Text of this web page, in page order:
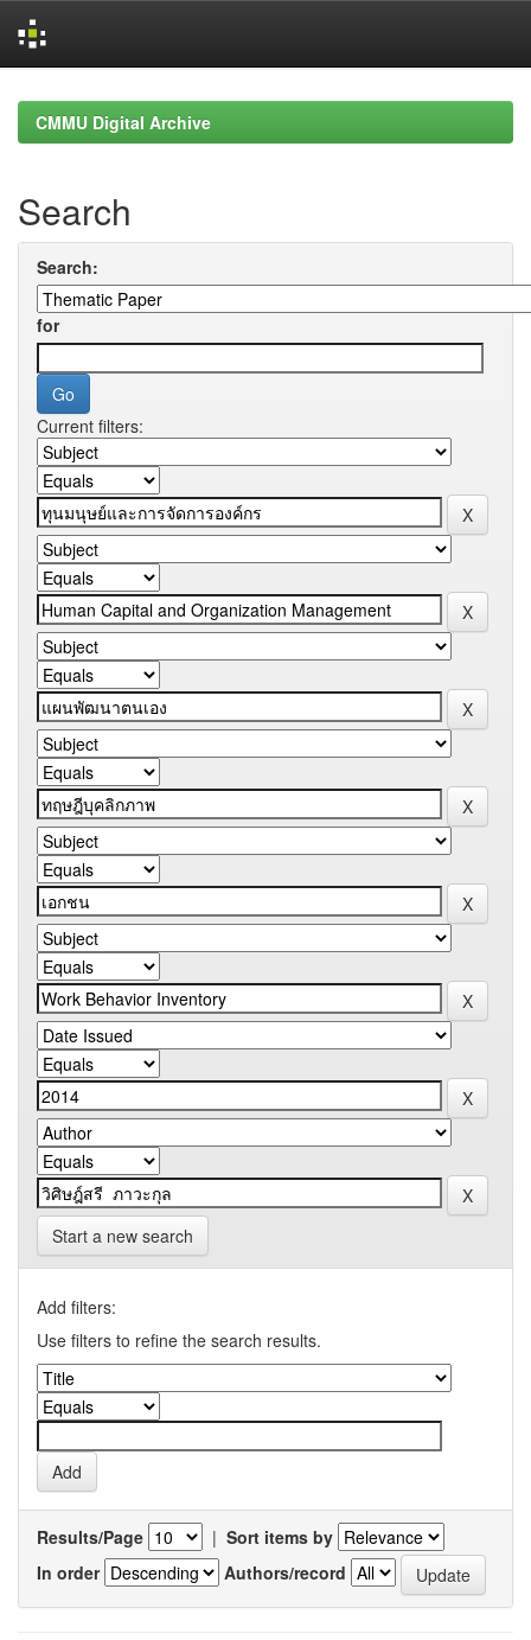
navigationCMMU Digital Archive
Search
Search:
for
Current filters:
Start a new search
Add filters:
Use filters to refine the search results.
Results/Page | Sort items by
In order
Authors/record